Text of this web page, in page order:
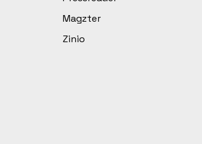
Magzter
Zinio